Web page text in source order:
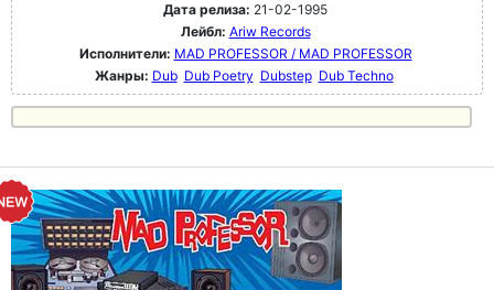
Дата релиза: 21-02-1995
Лейбл: Ariw Records
Исполнители: MAD PROFESSOR / MAD PROFESSOR
Жанры: Dub Dub Poetry Dubstep Dub Techno